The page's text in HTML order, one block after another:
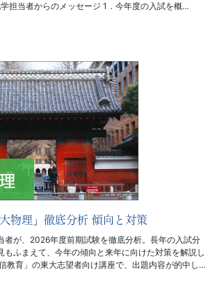
担当者からのメッセージ 1．今年度の入試を概…
物理」徹底分析 傾向と対策
者が、2026年度前期試験を徹底分析。長年の入試分
もふまえて、今年の傾向と来年に向けた対策を解説し
教育」の東大志望者向け講座で、出題内容が的中し…